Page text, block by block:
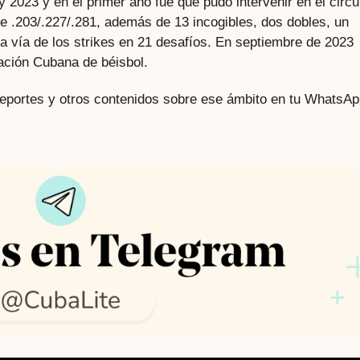
.203/.227/.281, además de 13 incogibles, dos dobles, un
vía de los strikes en 21 desafíos. En septiembre de 2023
Cubana de béisbol.
y otros contenidos sobre ese ámbito en tu